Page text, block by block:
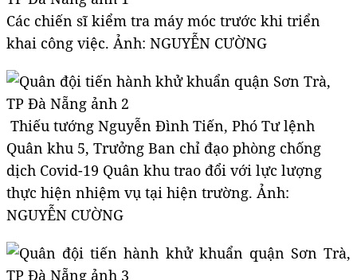
Các chiến sĩ kiểm tra máy móc trước khi triển
khai công việc. Ảnh: NGUYỄN CƯỜNG
Thiếu tướng Nguyễn Đình Tiến, Phó Tư lệnh
Quân khu 5, Trưởng Ban chỉ đạo phòng chống
dịch Covid-19 Quân khu trao đổi với lực lượng
thực hiện nhiệm vụ tại hiện trường. Ảnh:
NGUYỄN CƯỜNG